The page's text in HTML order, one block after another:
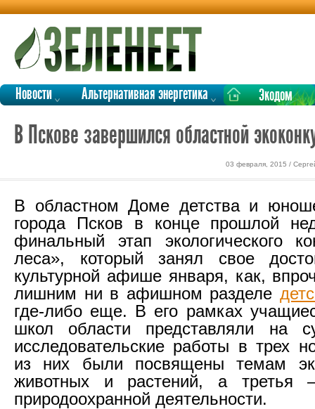
Новости Альтернативная энергетика Экодом
В Пскове завершился областной
03 февраля, 2015 /
В областном Доме детства и
города Псков в конце прошлой
финальный этап экологического
леса», который занял свое
культурной афише января, как,
лишним ни в афишном разделе
где-либо еще. В его рамках
школ области представляли на
исследовательские работы в трех
из них были посвящены темам
животных и растений, а третья –
природоохранной деятельности.